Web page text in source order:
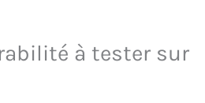
à tester sur